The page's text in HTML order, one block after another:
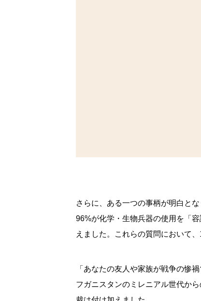
さらに、ある一つの事柄が明白と
96%が化学・生物兵器の使用を「
えました。これらの質問において
「あなたの友人や家族が戦争の惨
フガニスタンのミレニアル世代か